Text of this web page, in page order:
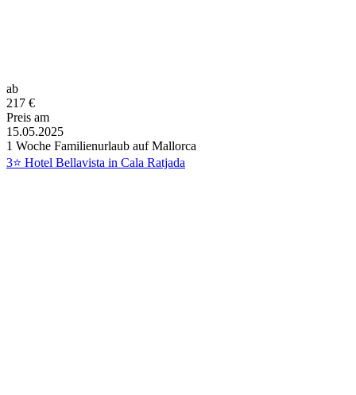
ab
217 €
Preis am
15.05.2025
1 Woche Familienurlaub auf Mallorca
3⭐ Hotel Bellavista in Cala Ratjada